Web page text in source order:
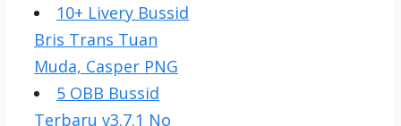
10+ Livery Bussid
Bris Trans Tuan
Muda, Casper PNG
5 OBB Bussid
Terbaru v3.7.1 No